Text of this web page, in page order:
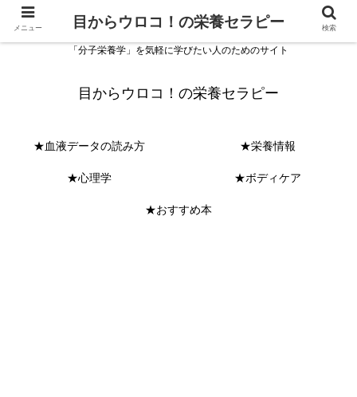
「分子栄養学」を気軽に学びたい人のためのサイト
目からウロコ！の栄養セラピー
★血液データの読み方 ★栄養情報
★心理学 ★ボディケア
★おすすめ本
メニュー 目からウロコ！の栄養セラピー 検索